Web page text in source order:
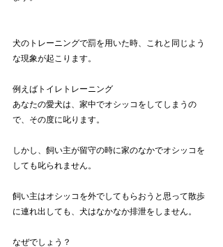
犬のトレーニングで罰を用いた時、これと同じよう
な現象が起こります。
例えばトイレトレーニング
あなたの愛犬は、家中でオシッコをしてしまうの
で、その度に叱ります。
しかし、飼い主が留守の時に家のなかでオシッコを
しても叱られません。
飼い主はオシッコを外でしてもらおうと思って散歩
に連れ出しても、犬はなかなか排泄をしません。
なぜでしょう？